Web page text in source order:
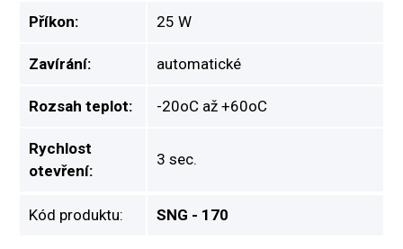
Příkon: 25 W
Zavírání: automatické
Rozsah teplot: -20oC až +60oC
Rychlost
otevření:
3 sec.
Kód produktu: SNG - 170